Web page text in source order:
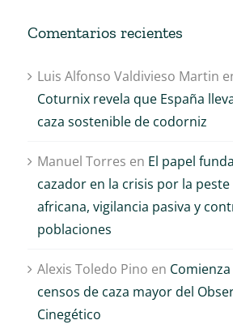
Comentarios recientes
Luis Alfonso Valdivieso Martin
Coturnix revela que España
caza sostenible de codorniz
Manuel Torres en El papel
cazador en la crisis por la
africana, vigilancia pasiva y
poblaciones
Alexis Toledo Pino en
censos de caza mayor del
Cinegético